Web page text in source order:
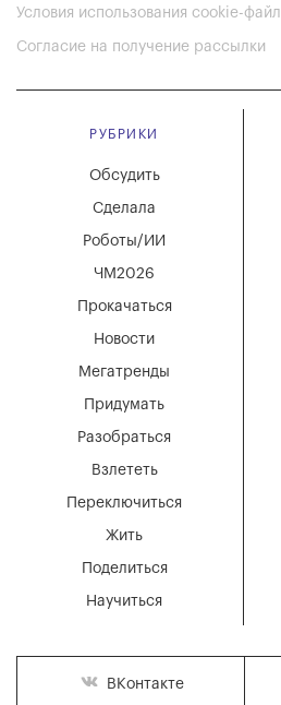
Условия использования cookie-
Согласие на получение рассылки
РУБРИКИ
Мегатренды
Придумать
Разобраться
Взлететь
Новости
Переключиться
Жить
Поделиться
Научиться
Обсудить
Сделала
Роботы/ИИ
ЧМ2026
Прокачаться
ВКонтакте